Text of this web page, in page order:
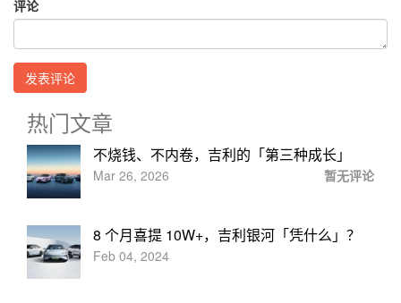
评论
热门文章
不烧钱、不内卷，吉利的「第三种成长」
Mar 26, 2026 暂无评论
8 个月喜提 10W+，吉利银河「凭什么」？
Feb 04, 2024